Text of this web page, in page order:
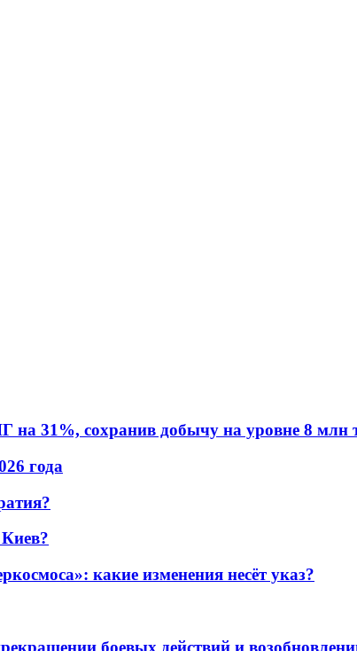
на 31%, сохранив добычу на уровне 8 млн
года
какие изменения несёт указ?
боевых действий и